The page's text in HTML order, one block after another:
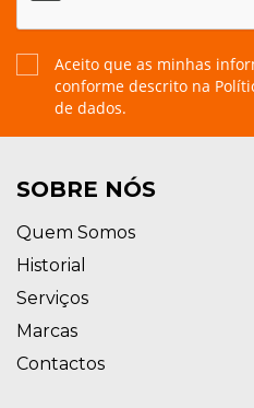
Aceito que as minhas
conforme descrito na
de dados.
SOBRE NÓS
Quem Somos
Historial
Serviços
Marcas
Contactos